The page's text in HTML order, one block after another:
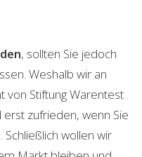
, sollten Sie jedoch
Weshalb wir an
von Stiftung Warentest
zufrieden, wenn Sie
wollen wir